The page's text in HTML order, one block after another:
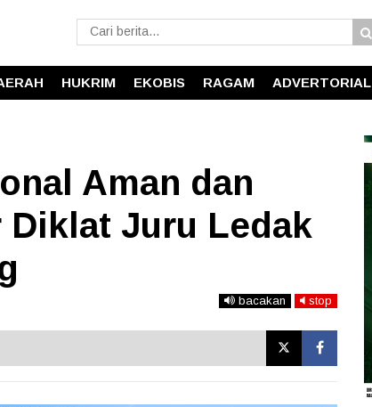
HUKRIM EKOBIS RAGAM ADVERTORIAL
Aman dan
Diklat Juru Ledak
bacakan stop